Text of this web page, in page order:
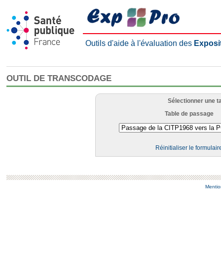
Outils d'aide à l'évaluation des
OUTIL DE TRANSCODAGE
Sélectionner une
Table de passage
Réinitialiser le